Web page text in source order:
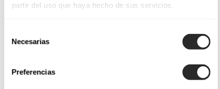
partir del uso que haya hecho de sus servicios.
Necesarias
Preferencias